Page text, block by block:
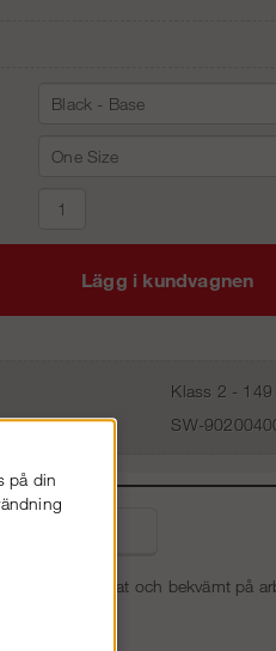
Lägg i kundvagnen
Klass 2 -
SW-
dig obehindrat och bekvämt på
på din